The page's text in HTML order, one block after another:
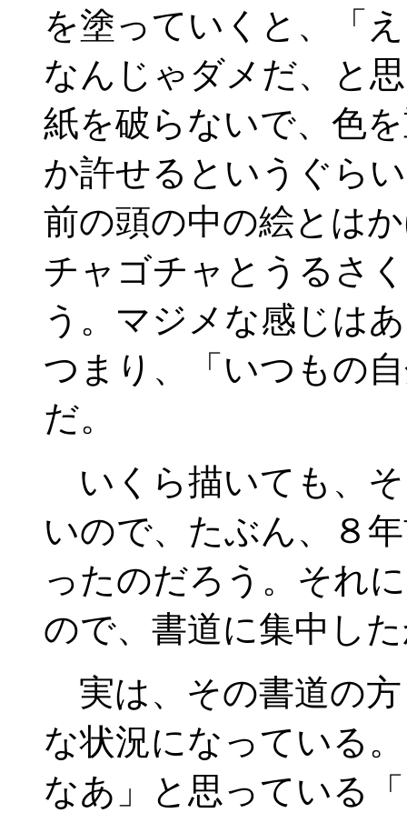
を塗っていくと、「
なんじゃダメだ、と
紙を破らないで、色
か許せるというぐら
前の頭の中の絵とは
チャゴチャとうるさ
う。マジメな感じは
つまり、「いつもの
だ。
いくら描いても、
いので、たぶん、８
ったのだろう。それ
ので、書道に集中し
実は、その書道の
な状況になっている
なあ」と思っている